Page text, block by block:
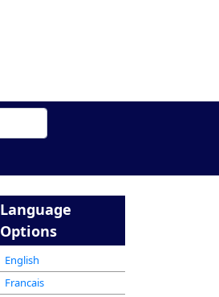
Language
Options
English
Francais